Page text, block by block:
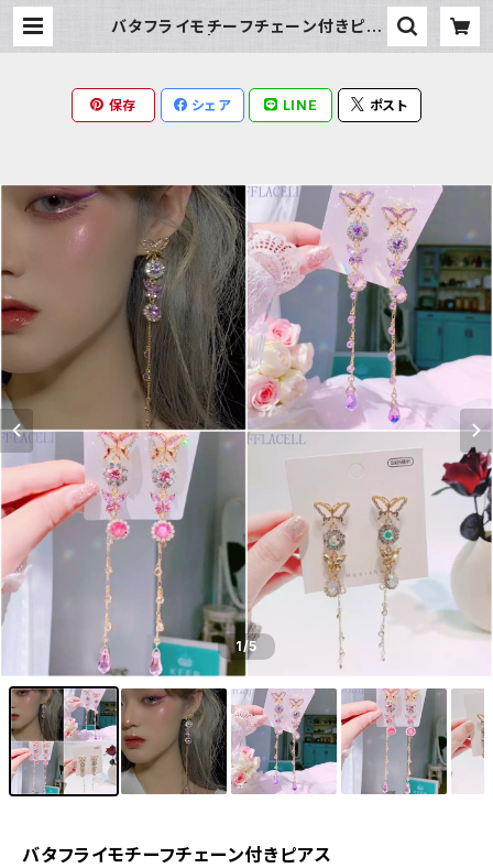
バタフライモチーフチェーン付きピア
保存 シェア LINE ポスト
1/5
バタフライモチーフチェーン付きピアス